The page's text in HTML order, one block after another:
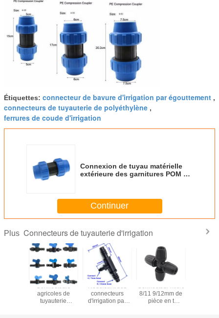
Étiquettes: connecteur de bavure d'irrigation par égouttement ,
connecteurs de tuyauterie de polyéthylène ,
ferrures de coude d'irrigation
Connexion de tuyau matérielle
extérieure des garnitures POM de
Continuer
Plus Connecteurs de tuyauterie d'irrigation
Connecteurs
agricoles de
tuyauterie
Réduisant des
connecteurs
d'irrigation par
Connecteur micro
8/11 9/12mm de
pièce en t